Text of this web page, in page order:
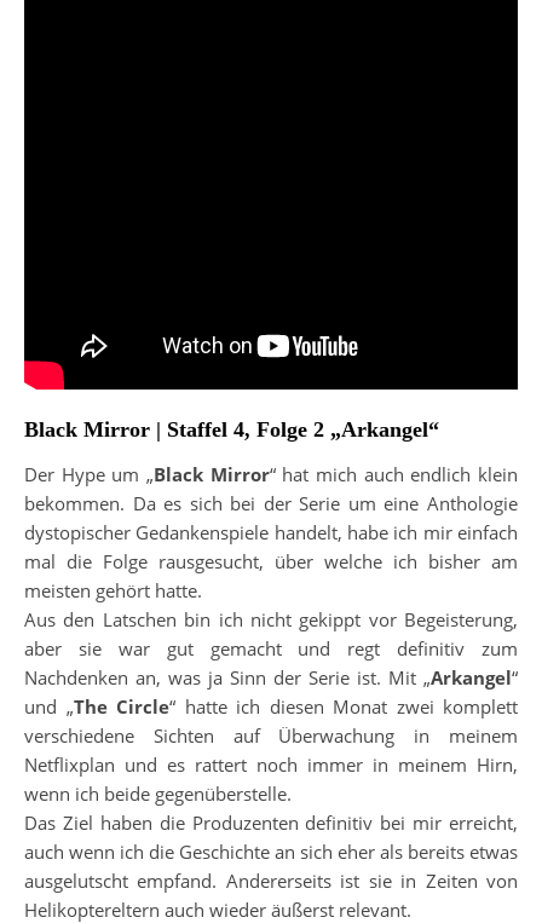
Black Mirror | Staffel 4, Folge 2 „Arkangel“
Der Hype um „Black Mirror“ hat mich auch endlich klein
bekommen. Da es sich bei der Serie um eine Anthologie
dystopischer Gedankenspiele handelt, habe ich mir einfach
mal die Folge rausgesucht, über welche ich bisher am
meisten gehört hatte.
Aus den Latschen bin ich nicht gekippt vor Begeisterung,
aber sie war gut gemacht und regt definitiv zum
Nachdenken an, was ja Sinn der Serie ist. Mit „Arkangel“
und „The Circle“ hatte ich diesen Monat zwei komplett
verschiedene Sichten auf Überwachung in meinem
Netflixplan und es rattert noch immer in meinem Hirn,
wenn ich beide gegenüberstelle.
Das Ziel haben die Produzenten definitiv bei mir erreicht,
auch wenn ich die Geschichte an sich eher als bereits etwas
ausgelutscht empfand. Andererseits ist sie in Zeiten von
Helikoptereltern auch wieder äußerst relevant.